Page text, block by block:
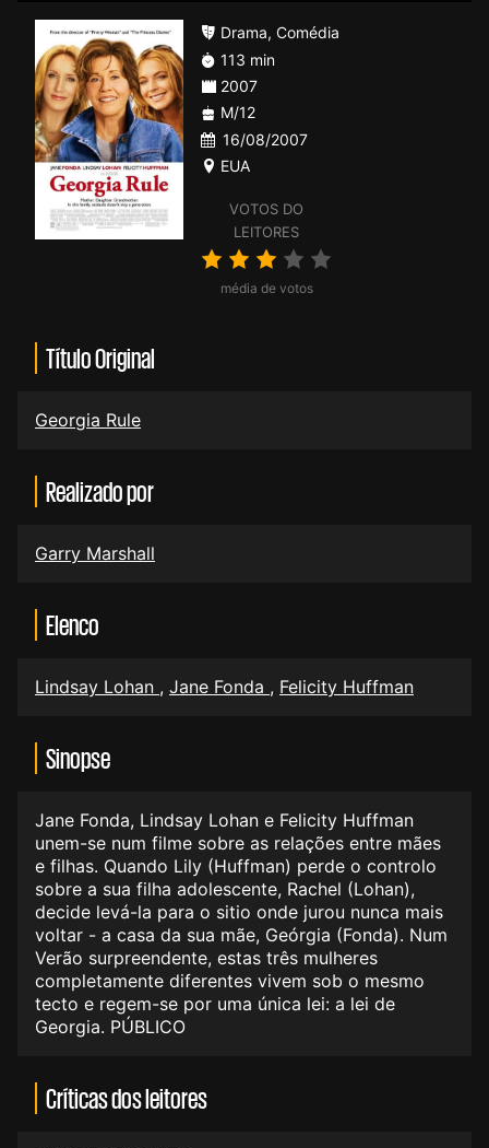
VOTOS DO
LEITORES
média de votos
Drama, Comédia
113 min
2007
M/12
16/08/2007
EUA
Título Original
Georgia Rule
Realizado por
Garry Marshall
Elenco
Lindsay Lohan , Jane Fonda , Felicity Huffman
Sinopse
Jane Fonda, Lindsay Lohan e Felicity Huffman
unem-se num filme sobre as relações entre mães
e filhas. Quando Lily (Huffman) perde o controlo
sobre a sua filha adolescente, Rachel (Lohan),
decide levá-la para o sitio onde jurou nunca mais
voltar - a casa da sua mãe, Geórgia (Fonda). Num
Verão surpreendente, estas três mulheres
completamente diferentes vivem sob o mesmo
tecto e regem-se por uma única lei: a lei de
Georgia. PÚBLICO
Críticas dos leitores